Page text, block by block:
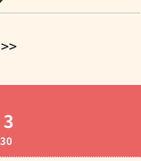
日フラワーギフト特集
い
やみの花
蝶蘭・花鉢